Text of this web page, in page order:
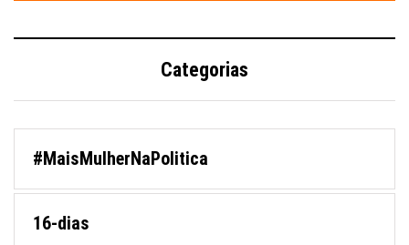
Categorias
#MaisMulherNaPolitica
16-dias